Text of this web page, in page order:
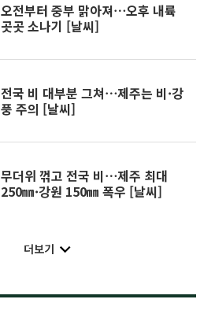
오전부터 중부 맑아져⋯오후 내륙
곳곳 소나기 [날씨]
전국 비 대부분 그쳐⋯제주는 비·강
풍 주의 [날씨]
무더위 꺾고 전국 비⋯제주 최대
250㎜·강원 150㎜ 폭우 [날씨]
더보기